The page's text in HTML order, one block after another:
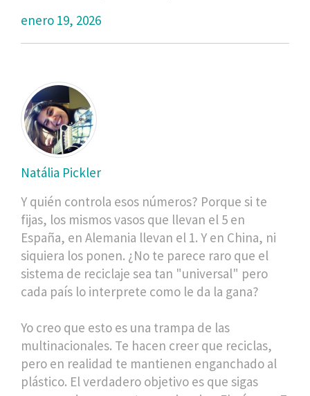
enero 19, 2026
Natália Pickler
Y quién controla esos números? Porque si te
fijas, los mismos vasos que llevan el 5 en
España, en Alemania llevan el 1. Y en China, ni
siquiera los ponen. ¿No te parece raro que el
sistema de reciclaje sea tan "universal" pero
cada país lo interprete como le da la gana?
Yo creo que esto es una trampa de las
multinacionales. Te hacen creer que reciclas,
pero en realidad te mantienen enganchado al
plástico. El verdadero objetivo es que sigas